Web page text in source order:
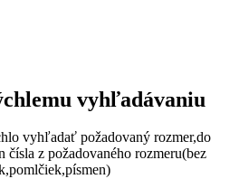
vyhľadávaniu
vyhľadať požadovaný rozmer,do
čísla z požadovaného rozmeru(bez